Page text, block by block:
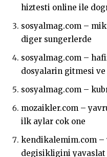
hiztesti online ile
sosyalmag.com –
diger sungerlerde
sosyalmag.com –
dosyalarin gitmesi
sosyalmag.com –
mozaikler.com –
ilk aylar cok one
kendikalemim.com
degisikligini yavaslat